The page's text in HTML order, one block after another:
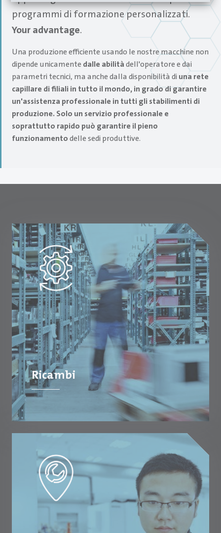
programmi di formazione personalizzati.
Your advantage.
Una produzione efficiente usando le nostre macchine non
dipende unicamente dalle abilitàdell'operatore e dai
parametri tecnici, ma anche dalla disponibilità di una rete
capillare di filiali in tutto il mondo, in grado di garantire
un'assistenza professionale in tutti gli stabilimenti di
produzione. Solo un servizio professionale e
soprattutto rapido può garantire il pieno
funzionamentodelle sedi produttive.
Ricambi